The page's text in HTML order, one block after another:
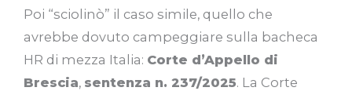
Poi “sciolinò” il caso simile, quello che
avrebbe dovuto campeggiare sulla bacheca
HR di mezza Italia: Corte d’Appello di
Brescia, sentenza n. 237/2025. La Corte